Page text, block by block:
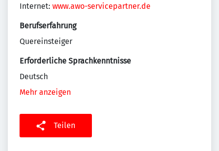
Internet: www.awo-servicepartner.de
Berufserfahrung
Quereinsteiger
Erforderliche Sprachkenntnisse
Deutsch
Mehr anzeigen
Teilen